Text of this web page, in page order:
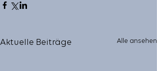
Aktuelle Beiträge Alle ansehen